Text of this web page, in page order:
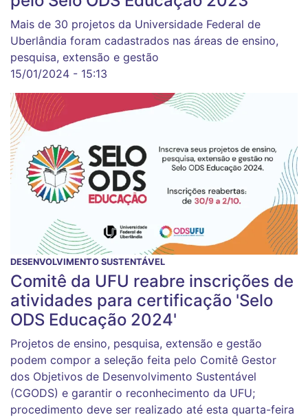
Mais de 30 projetos da Universidade Federal de
Uberlândia foram cadastrados nas áreas de ensino,
pesquisa, extensão e gestão
15/01/2024 - 15:13
DESENVOLVIMENTO SUSTENTÁVEL
Comitê da UFU reabre inscrições de
atividades para certificação 'Selo
ODS Educação 2024'
Projetos de ensino, pesquisa, extensão e gestão
podem compor a seleção feita pelo Comitê Gestor
dos Objetivos de Desenvolvimento Sustentável
(CGODS) e garantir o reconhecimento da UFU;
procedimento deve ser realizado até esta quarta-feira